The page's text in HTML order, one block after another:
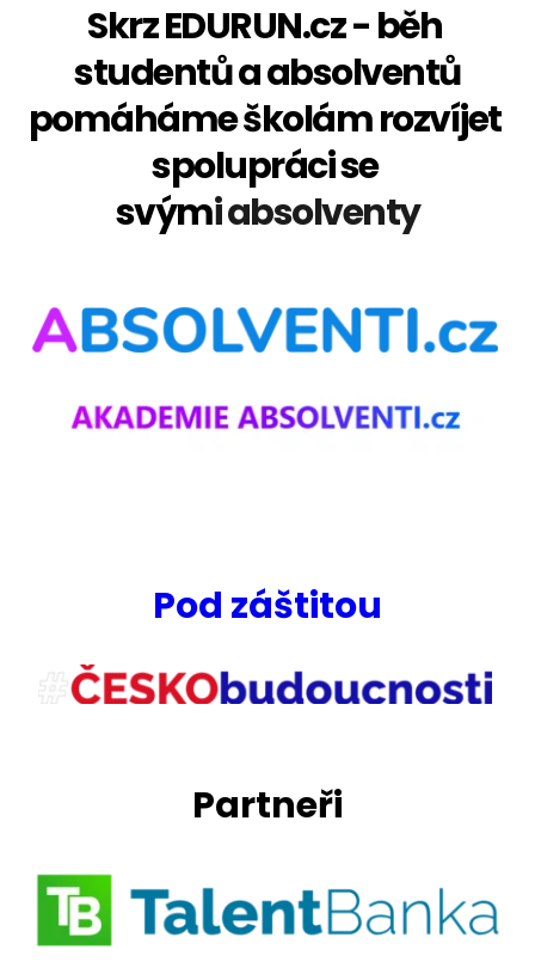
Skrz EDURUN.cz - běh
studentů a absolventů
pomáháme školám rozvíjet
spolupráci se
svými absolventy
Pod záštitou
Partneři